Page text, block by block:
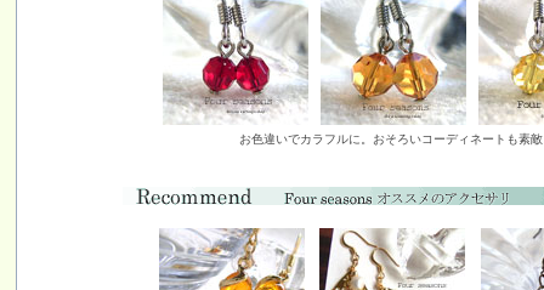
お色違いでカラフルに。おそろいコーディネートも素敵